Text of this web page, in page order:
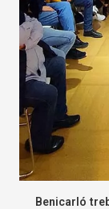
Benicarló